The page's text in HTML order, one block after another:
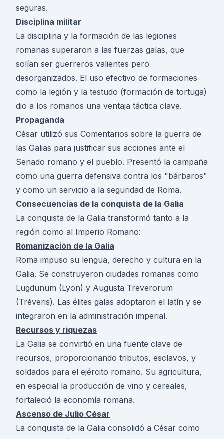
seguras.
Disciplina militar
La disciplina y la formación de las legiones
romanas superaron a las fuerzas galas, que
solían ser guerreros valientes pero
desorganizados. El uso efectivo de formaciones
como la legión y la testudo (formación de tortuga)
dio a los romanos una ventaja táctica clave.
Propaganda
César utilizó sus Comentarios sobre la guerra de
las Galias para justificar sus acciones ante el
Senado romano y el pueblo. Presentó la campaña
como una guerra defensiva contra los "bárbaros"
y como un servicio a la seguridad de Roma.
Consecuencias de la conquista de la Galia
La conquista de la Galia transformó tanto a la
región como al Imperio Romano:
Romanización de la Galia
Roma impuso su lengua, derecho y cultura en la
Galia. Se construyeron ciudades romanas como
Lugdunum (Lyon) y Augusta Treverorum
(Tréveris). Las élites galas adoptaron el latín y se
integraron en la administración imperial.
Recursos y riquezas
La Galia se convirtió en una fuente clave de
recursos, proporcionando tributos, esclavos, y
soldados para el ejército romano. Su agricultura,
en especial la producción de vino y cereales,
fortaleció la economía romana.
Ascenso de Julio César
La conquista de la Galia consolidó a César como